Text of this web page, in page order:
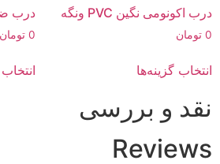
درب اکونومی نگین PVC ونگه
0 تومان
انتخاب گزینه‌ها
درب
0 تومان
نقد و بررسی
Reviews